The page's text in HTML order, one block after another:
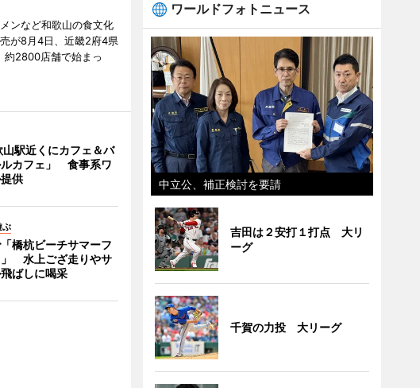
ンなど和歌山の食文化
が8月4日、近畿2府4県
約2800店舗で始まっ
山駅近くにカフェ＆バ
ルカフェ」 食事系ワ
供
ぶ
橋杭ビーチサマーフ
」 水上ござ走りやサ
ばしに喝采
ワールドフォトニュース
中立公、補正検討を要請
吉田は２安打１打点 大リ
ーグ
千賀の力投 大リーグ